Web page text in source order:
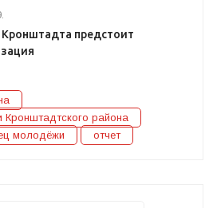
предстоит
Кронштадтского района
молодёжи
отчет